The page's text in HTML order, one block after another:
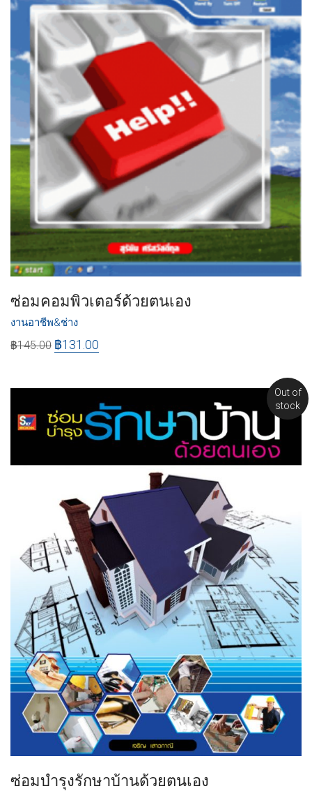
ซ่อมคอมพิวเตอร์ด้วยตนเอง
งานอาชีพ&ช่าง
฿145.00 ฿131.00
Out of
stock
ซ่อมบำรุงรักษาบ้านด้วยตนเอง